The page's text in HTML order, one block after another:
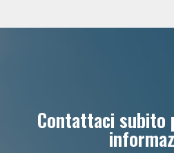
Contattaci subito